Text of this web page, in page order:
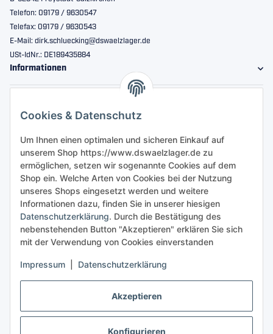
Akzeptieren
Konfigurieren
Cookies & Datenschutz
Um Ihnen einen optimalen und sicheren Einkauf auf
unserem Shop https://www.dswaelzlager.de zu
ermöglichen, setzen wir sogenannte Cookies auf dem
Shop ein. Welche Arten von Cookies bei der Nutzung
unseres Shops eingesetzt werden und weitere
Informationen dazu, finden Sie in unserer hiesigen
Datenschutzerklärung. Durch die Bestätigung des
nebenstehenden Button "Akzeptieren" erklären Sie sich
mit der Verwendung von Cookies einverstanden
Impressum Datenschutzerklärung
Telefon: 09179 / 9630547
Telefax: 09179 / 9630543
E-Mail: dirk.schluecking@dswaelzlager.de
USt-IdNr.: DE189435884
Informationen